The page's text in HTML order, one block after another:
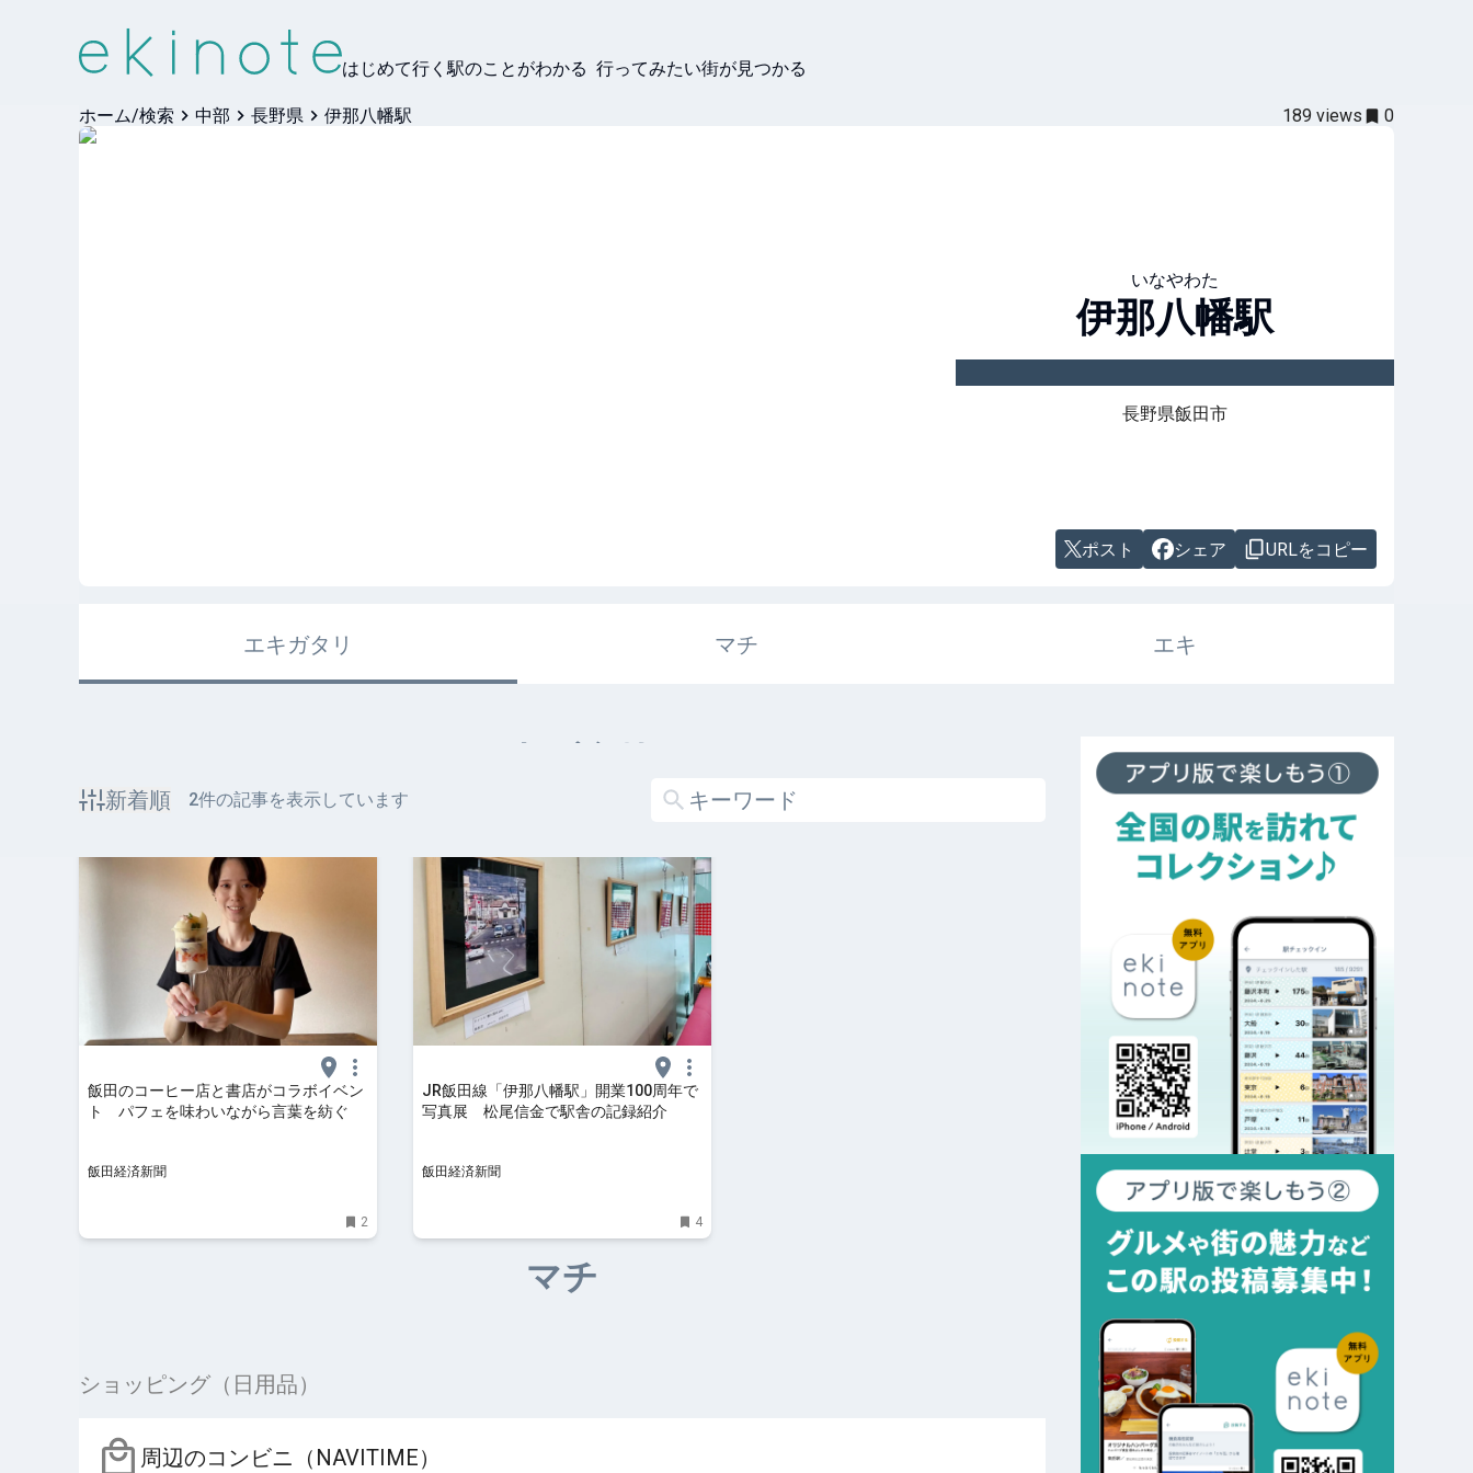
はじめて行く駅のことがわかる 行ってみたい街が見つかる
ホーム/検索 中部 長野県 伊那八幡駅 189 views 0
いなやわた
伊那八幡駅
長野県飯田市
ポスト シェア URLをコピー
エキガタリ マチ エキ
エキガタリ
新着順 2件の記事を表示しています
飯田のコーヒー店と書店がコラボイベン
ト パフェを味わいながら言葉を紡ぐ
飯田経済新聞
2
JR飯田線「伊那八幡駅」開業100周年で
写真展 松尾信金で駅舎の記録紹介
飯田経済新聞
4
マチ
ショッピング（日用品）
周辺のコンビニ（NAVITIME）